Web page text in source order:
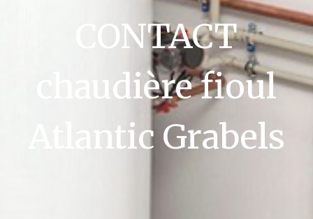
CONTACT
chaudière fioul
Atlantic Grabels